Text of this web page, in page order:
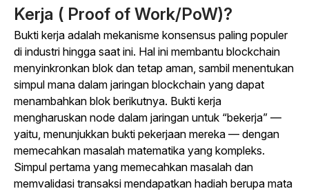
Kerja ( Proof of Work/PoW)?
Bukti kerja adalah mekanisme konsensus paling populer
di industri hingga saat ini. Hal ini membantu blockchain
menyinkronkan blok dan tetap aman, sambil menentukan
simpul mana dalam jaringan blockchain yang dapat
menambahkan blok berikutnya. Bukti kerja
mengharuskan node dalam jaringan untuk “bekerja” —
yaitu, menunjukkan bukti pekerjaan mereka — dengan
memecahkan masalah matematika yang kompleks.
Simpul pertama yang memecahkan masalah dan
memvalidasi transaksi mendapatkan hadiah berupa mata